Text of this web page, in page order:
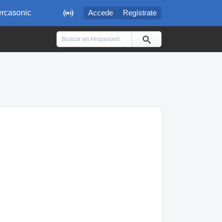
 Accede Regístrate